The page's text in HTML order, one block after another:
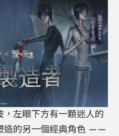
，左眼下方有一顆迷人的
造的另一個經典角色 ——